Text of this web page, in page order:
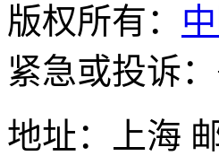
版权所有：
紧急或投诉
地址：上海